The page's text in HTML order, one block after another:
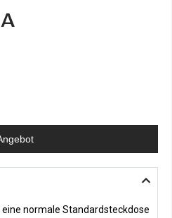
normale Standardsteckdose